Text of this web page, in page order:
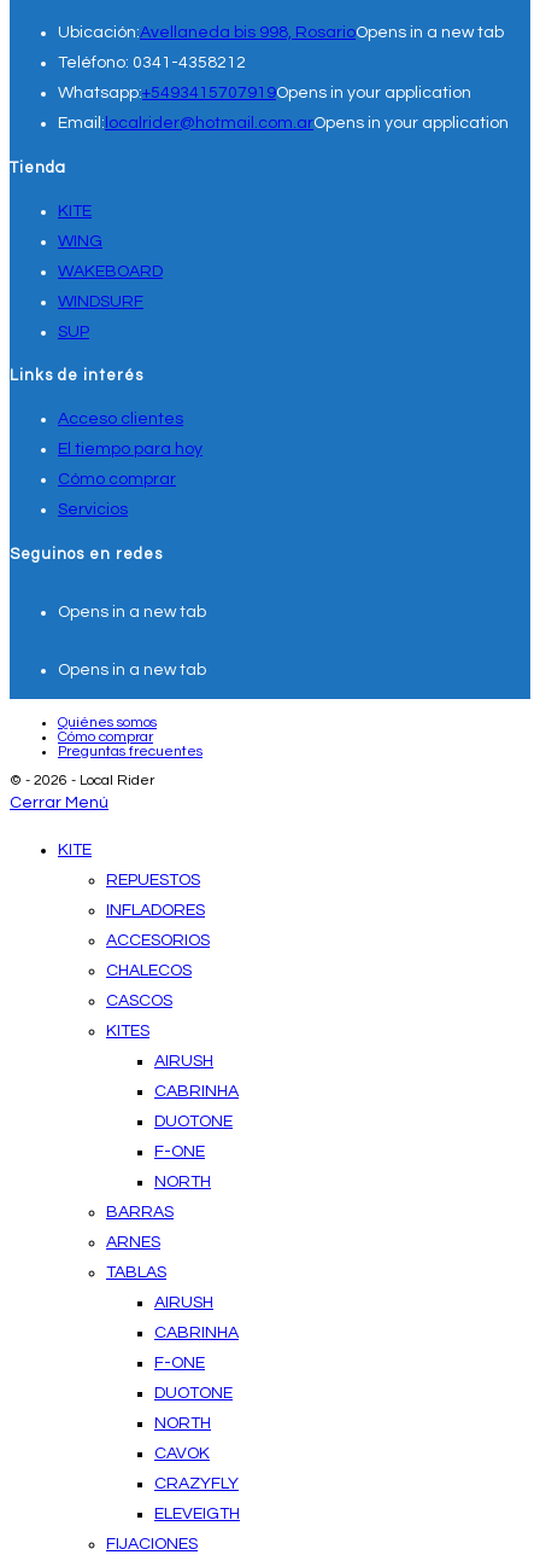
Ubicación:Avellaneda bis 998, RosarioOpens in a new tab
Teléfono: 0341-4358212
Whatsapp:+5493415707919Opens in your application
Email: localrider@hotmail.com.arOpens in your application
Tienda
KITE
WING
WAKEBOARD
WINDSURF
SUP
Links de interés
Acceso clientes
El tiempo para hoy
Cómo comprar
Servicios
Seguinos en redes
Opens in a new tab
Opens in a new tab
Quiénes somos
Cómo comprar
Preguntas frecuentes
© - 2026 - Local Rider
Cerrar Menú
KITE
REPUESTOS
INFLADORES
ACCESORIOS
CHALECOS
CASCOS
KITES
AIRUSH
CABRINHA
DUOTONE
F-ONE
NORTH
BARRAS
ARNES
TABLAS
AIRUSH
CABRINHA
F-ONE
DUOTONE
NORTH
CAVOK
CRAZYFLY
ELEVEIGTH
FIJACIONES